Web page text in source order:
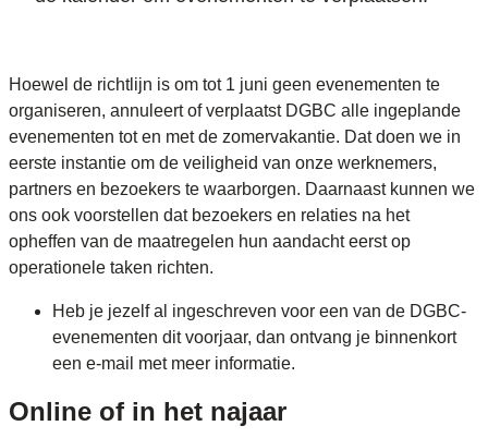
Hoewel de richtlijn is om tot 1 juni geen evenementen te
organiseren, annuleert of verplaatst DGBC alle ingeplande
evenementen tot en met de zomervakantie. Dat doen we in
eerste instantie om de veiligheid van onze werknemers,
partners en bezoekers te waarborgen. Daarnaast kunnen we
ons ook voorstellen dat bezoekers en relaties na het
opheffen van de maatregelen hun aandacht eerst op
operationele taken richten.
Heb je jezelf al ingeschreven voor een van de DGBC-
evenementen dit voorjaar, dan ontvang je binnenkort
een e-mail met meer informatie.
Online of in het najaar